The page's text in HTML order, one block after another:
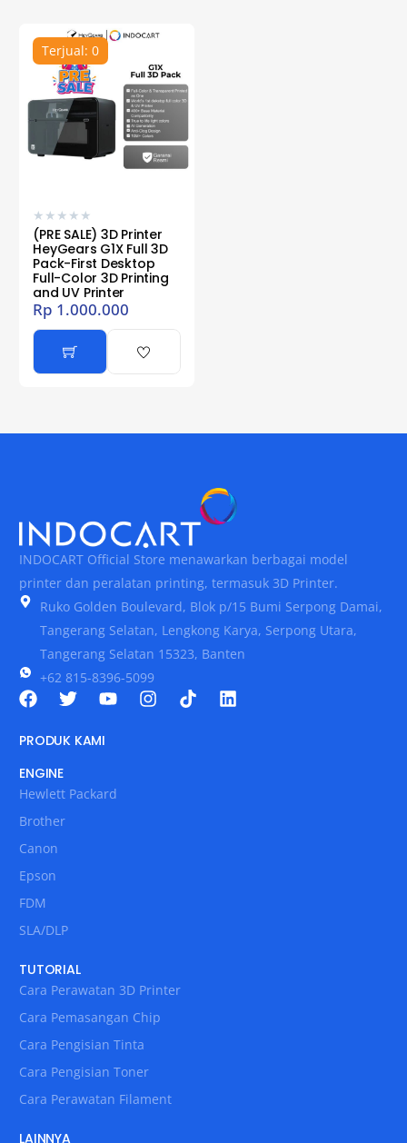
Terjual: 0
★ ★ ★ ★ ★
(PRE SALE) 3D Printer
HeyGears G1X Full 3D
Pack-First Desktop
Full-Color 3D Printing
and UV Printer
Rp 1.000.000
INDOCART Official Store menawarkan berbagai model
printer dan peralatan printing, termasuk 3D Printer.
Ruko Golden Boulevard, Blok p/15 Bumi Serpong Damai,
Tangerang Selatan, Lengkong Karya, Serpong Utara,
Tangerang Selatan 15323, Banten
+62 815-8396-5099
PRODUK KAMI
ENGINE
Hewlett Packard
Brother
Canon
Epson
FDM
SLA/DLP
TUTORIAL
Cara Perawatan 3D Printer
Cara Pemasangan Chip
Cara Pengisian Tinta
Cara Pengisian Toner
Cara Perawatan Filament
LAINNYA